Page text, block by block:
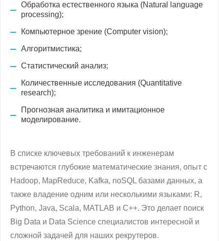
Обработка естественного языка (Natural language
processing);
Компьютерное зрение (Computer vision);
Алгоритмистика;
Статистический анализ;
Количественные исследования (Quantitative
research);
Прогнозная аналитика и имитационное
моделирование.
В списке ключевых требований к инженерам
встречаются глубокие математические знания, опыт с
Hadoop, MapReduce, Kafka, noSQL базами данных, а
также владение одним или несколькими языками: R,
Python, Java, Scala, MATLAB и C++. Это делает поиск
Big Data и Data Science специалистов интересной и
сложной задачей для наших рекрутеров.